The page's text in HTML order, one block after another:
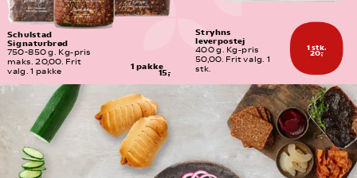
1 pakke
15,-
Schulstad
Signaturbrød
750-850 g. Kg-pris
maks. 20,00. Frit
valg. 1 pakke
1 stk.
20,-
Stryhns
leverpostej
400 g. Kg-pris
50,00. Frit valg. 1
stk.